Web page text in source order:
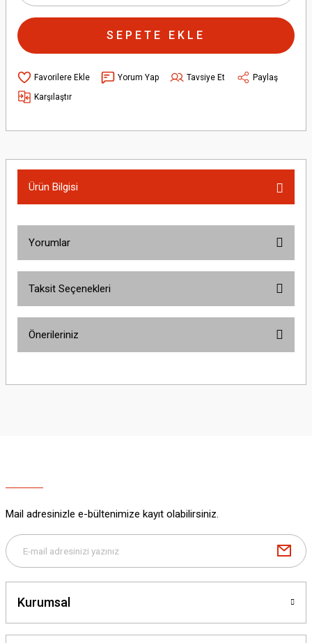
SEPETE EKLE
Yorum Yap Tavsiye Et
Paylaş
Karşılaştır
Ürün Bilgisi
Yorumlar
Taksit Seçenekleri
Önerileriniz
yetersiz gördüğünüz noktaları öneri formunu kullanarak tarafımıza
Bu ürüne benzer farklı alternatifler olmalı.
Mail adresinizle e-bültenimize kayıt olabilirsiniz.
Kurumsal